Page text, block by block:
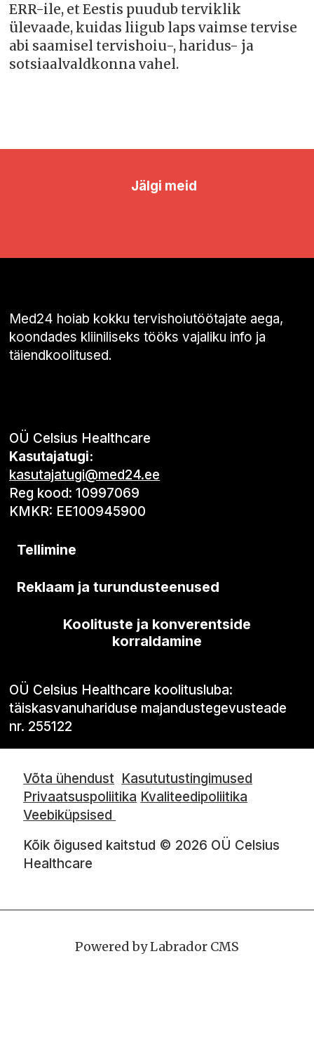
ERR-ile, et Eestis puudub terviklik
ülevaade, kuidas liigub laps vaimse tervise
abi saamisel tervishoiu-, haridus- ja
sotsiaalvaldkonna vahel.
Jälgi meid
Med24 hoiab kokku tervishoiutöötajate aega,
koondades kliiniliseks tööks vajaliku info ja
täiendkoolitused.
OÜ Celsius Healthcare
Kasutajatugi:
kasutajatugi@med24.ee
Reg kood: 10997069
KMKR: EE100945900
Tellimine
Reklaam ja turundusteenused
Koolituste ja konverentside
korraldamine
OÜ Celsius Healthcare koolitusluba:
täiskasvanuhariduse majandustegevusteade
nr. 255122
Võta ühendust Kasututustingimused
Privaatsuspoliitika Kvaliteedipoliitika
Veebiküpsised
Kõik õigused kaitstud © 2026 OÜ Celsius
Healthcare
Powered by Labrador CMS